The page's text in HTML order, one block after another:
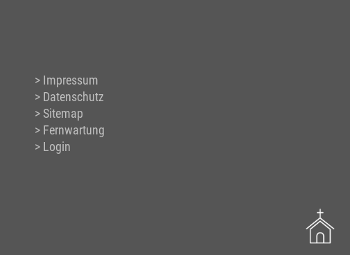
Impressum
Datenschutz
Sitemap
Fernwartung
Login